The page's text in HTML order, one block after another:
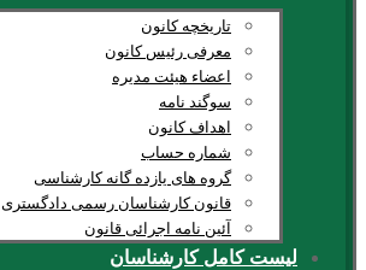
تاریخچه کانون
معرفی رئیس کانون
اعضاء هیئت مدیره
سوگند نامه
اهداف کانون
شماره حساب
گروه های یازده گانه کارشناسی
قانون کارشناسان رسمی دادگستری
آئین نامه اجرائی قانون
لیست کامل کارشناسان